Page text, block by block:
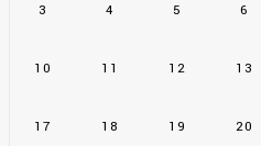
3 4 5 6
10 11 12 13
17 18 19 20